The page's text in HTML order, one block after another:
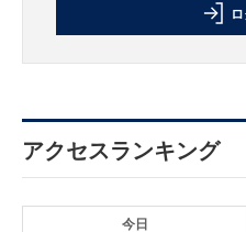
アクセスランキング
今日